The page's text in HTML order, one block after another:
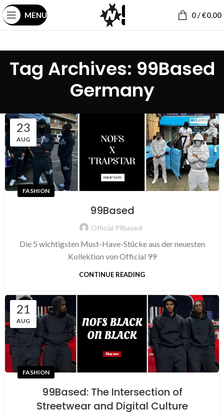
MENU 0 /€0.00
Tag Archives: 99Based
Germany
23
AUG
FASHION
99Based
Official 99based
Die 5 wichtigsten Must-Have-Stücke aus der neuesten
Kollektion von Official 99
CONTINUE READING
21
AUG
FASHION
99Based: The Intersection of
Streetwear and Digital Culture